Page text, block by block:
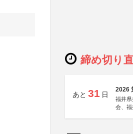
締め切り
あと 31 日
2026
福井
会、福